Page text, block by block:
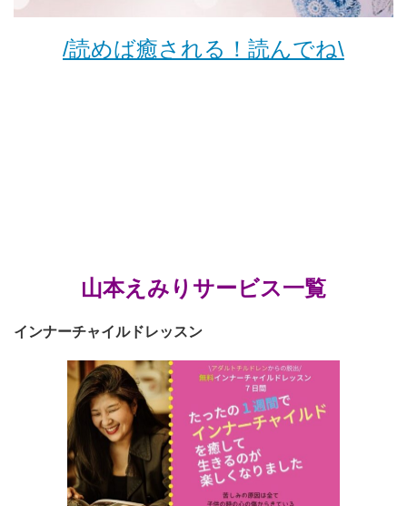
/読めば癒される！読んでね\
山本えみりサービス一覧
インナーチャイルドレッスン